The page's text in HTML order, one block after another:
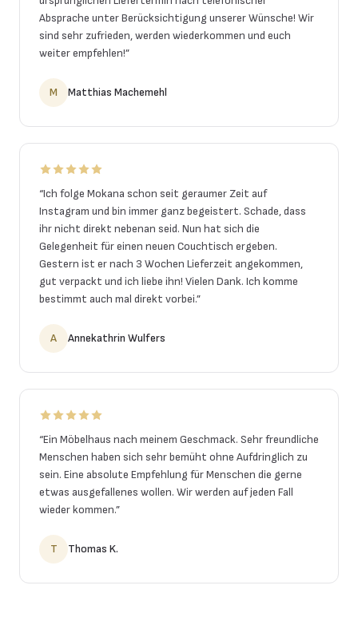
Absprache unter Berücksichtigung unserer Wünsche! Wir
sind sehr zufrieden, werden wiederkommen und euch
weiter empfehlen!”
M Matthias Machemehl
“Ich folge Mokana schon seit geraumer Zeit auf
Instagram und bin immer ganz begeistert. Schade, dass
ihr nicht direkt nebenan seid. Nun hat sich die
Gelegenheit für einen neuen Couchtisch ergeben.
Gestern ist er nach 3 Wochen Lieferzeit angekommen,
gut verpackt und ich liebe ihn! Vielen Dank. Ich komme
bestimmt auch mal direkt vorbei.”
A Annekathrin Wulfers
“Ein Möbelhaus nach meinem Geschmack. Sehr freundliche
Menschen haben sich sehr bemüht ohne Aufdringlich zu
sein. Eine absolute Empfehlung für Menschen die gerne
etwas ausgefallenes wollen. Wir werden auf jeden Fall
wieder kommen.”
T Thomas K.